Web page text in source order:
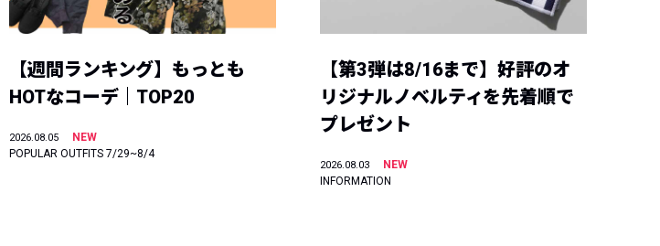
【週間ランキング】もっとも
HOTなコーデ｜TOP20
2026.08.05
NEW
POPULAR OUTFITS 7/29~8/4
【第3弾は8/16まで】好評のオ
リジナルノベルティを先着順で
プレゼント
2026.08.03
NEW
INFORMATION